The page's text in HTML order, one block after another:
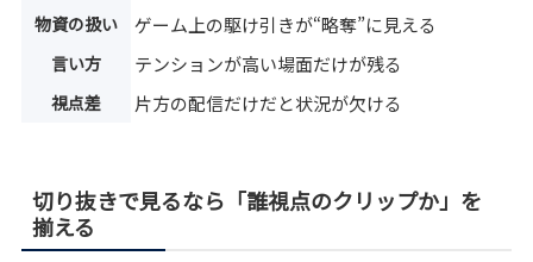
物資の扱い ゲーム上の駆け引きが“略奪”に見える
言い方 テンションが高い場面だけが残る
視点差 片方の配信だけだと状況が欠ける
切り抜きで見るなら「誰視点のクリップか」を
揃える